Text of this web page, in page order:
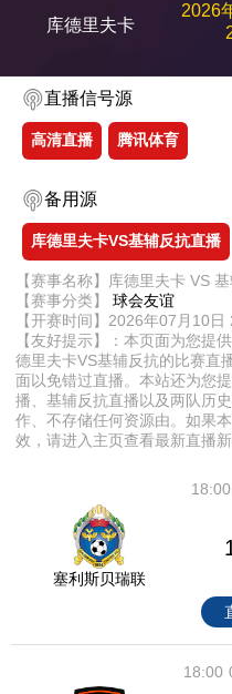
库德里夫卡
2026
直播信号源
高清直播 腾讯体育
备用源
库德里夫卡VS基辅反抗直播
【赛事名称】库德里夫卡 VS
【赛事分类】 球会友谊
【开赛时间】2026年07月10日
【友好提示】：本页面为您提
德里夫卡VS基辅反抗的比赛直
面以免错过直播。本站还为您
播、基辅反抗直播以及两队历
作、不存储任何资源由。如果
效，请进入主页查看最新直播新
18:00
塞利斯贝瑞联
18:00